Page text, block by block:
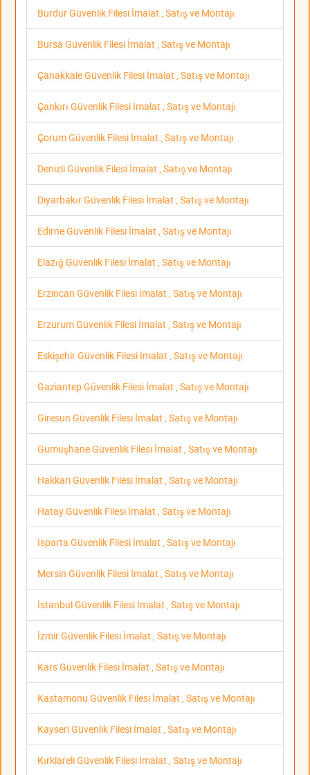
Burdur Güvenlik Filesi İmalat , Satış ve Montajı
Bursa Güvenlik Filesi İmalat , Satış ve Montajı
Çanakkale Güvenlik Filesi İmalat , Satış ve Montajı
Çankırı Güvenlik Filesi İmalat , Satış ve Montajı
Çorum Güvenlik Filesi İmalat , Satış ve Montajı
Denizli Güvenlik Filesi İmalat , Satış ve Montajı
Diyarbakır Güvenlik Filesi İmalat , Satış ve Montajı
Edirne Güvenlik Filesi İmalat , Satış ve Montajı
Elazığ Güvenlik Filesi İmalat , Satış ve Montajı
Erzincan Güvenlik Filesi İmalat , Satış ve Montajı
Erzurum Güvenlik Filesi İmalat , Satış ve Montajı
Eskişehir Güvenlik Filesi İmalat , Satış ve Montajı
Gaziantep Güvenlik Filesi İmalat , Satış ve Montajı
Giresun Güvenlik Filesi İmalat , Satış ve Montajı
Gümüşhane Güvenlik Filesi İmalat , Satış ve Montajı
Hakkari Güvenlik Filesi İmalat , Satış ve Montajı
Hatay Güvenlik Filesi İmalat , Satış ve Montajı
Isparta Güvenlik Filesi İmalat , Satış ve Montajı
Mersin Güvenlik Filesi İmalat , Satış ve Montajı
İstanbul Güvenlik Filesi İmalat , Satış ve Montajı
İzmir Güvenlik Filesi İmalat , Satış ve Montajı
Kars Güvenlik Filesi İmalat , Satış ve Montajı
Kastamonu Güvenlik Filesi İmalat , Satış ve Montajı
Kayseri Güvenlik Filesi İmalat , Satış ve Montajı
Kırklareli Güvenlik Filesi İmalat , Satış ve Montajı